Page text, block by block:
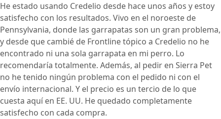
He estado usando Credelio desde hace unos años y estoy
satisfecho con los resultados. Vivo en el noroeste de
Pennsylvania, donde las garrapatas son un gran problema,
y desde que cambié de Frontline tópico a Credelio no he
encontrado ni una sola garrapata en mi perro. Lo
recomendaría totalmente. Además, al pedir en Sierra Pet
no he tenido ningún problema con el pedido ni con el
envío internacional. Y el precio es un tercio de lo que
cuesta aquí en EE. UU. He quedado completamente
satisfecho con cada compra.